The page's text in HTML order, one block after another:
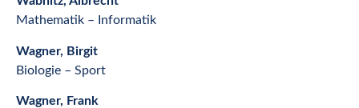
Mathematik – Informatik
Wagner, Birgit
Biologie – Sport
Wagner, Frank